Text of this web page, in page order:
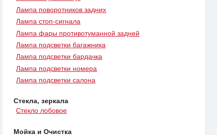
Лампа поворотников задних
Лампа стоп-сигнала
Лампа фары противотуманной задней
Лампа подсветки багажника
Лампа подсветки бардачка
Лампа подсветки номера
Лампа подсветки салона
Стекла, зеркала
Стекло лобовое
Мойка и Очистка